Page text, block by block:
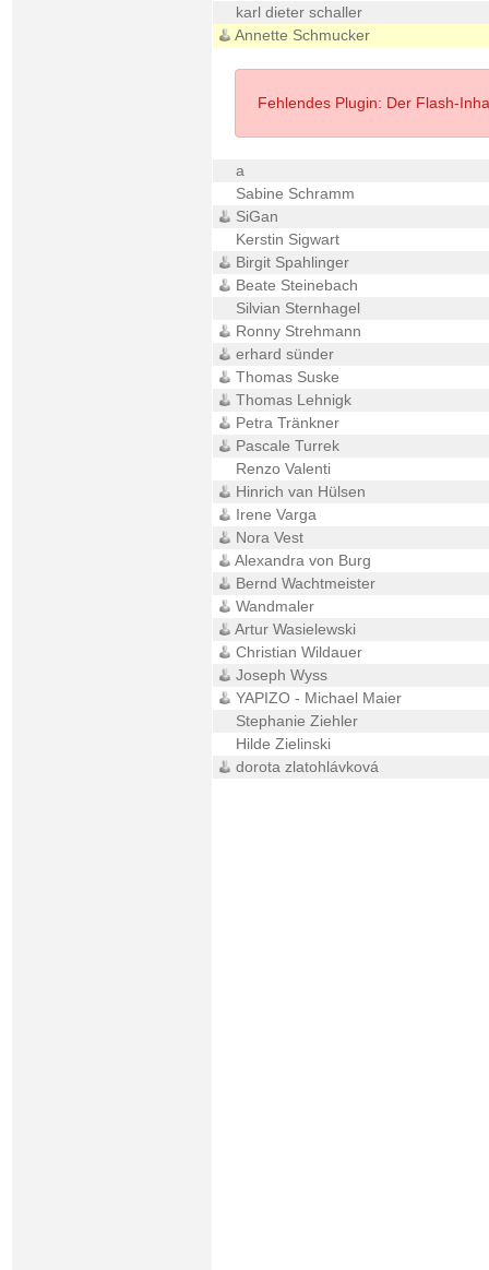
karl dieter schaller
Annette Schmucker
Fehlendes Plugin: Der Flash-
a
Sabine Schramm
SiGan
Kerstin Sigwart
Birgit Spahlinger
Beate Steinebach
Silvian Sternhagel
Ronny Strehmann
erhard sünder
Thomas Suske
Thomas Lehnigk
Petra Tränkner
Pascale Turrek
Renzo Valenti
Hinrich van Hülsen
Irene Varga
Nora Vest
Alexandra von Burg
Bernd Wachtmeister
Wandmaler
Artur Wasielewski
Christian Wildauer
Joseph Wyss
YAPIZO - Michael Maier
Stephanie Ziehler
Hilde Zielinski
dorota zlatohlávková